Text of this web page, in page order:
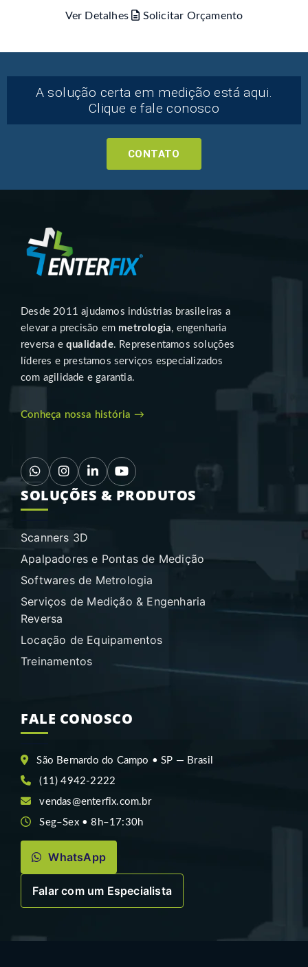
Ver Detalhes Solicitar Orçamento
A solução certa em medição está aqui.
Clique e fale conosco
CONTATO
Desde 2011 ajudamos indústrias brasileiras a
elevar a precisão em metrologia, engenharia
reversa e qualidade. Representamos soluções
líderes e prestamos serviços especializados
com agilidade e garantia.
Conheça nossa história →
SOLUÇÕES & PRODUTOS
Scanners 3D
Apalpadores e Pontas de Medição
Softwares de Metrologia
Serviços de Medição & Engenharia
Reversa
Locação de Equipamentos
Treinamentos
FALE CONOSCO
São Bernardo do Campo • SP — Brasil
(11) 4942-2222
vendas@enterfix.com.br
Seg–Sex • 8h–17:30h
WhatsApp
Falar com um Especialista